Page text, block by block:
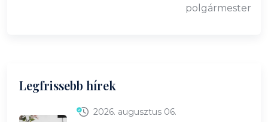
polgármester
Legfrissebb hírek
2026. augusztus 06.